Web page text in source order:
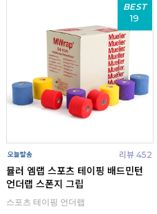
BEST
19
리뷰 452
뮬러 엠랩 스포츠 테이핑 배드민턴
언더랩 스폰지 그립
스포츠 테이핑 언더랩